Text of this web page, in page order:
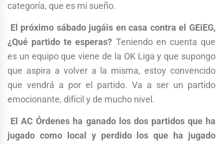
categoría, que es mi sueño.
El próximo sábado jugáis en casa contra el GEiEG,
¿Qué partido te esperas? Teniendo en cuenta que
es un equipo que viene de la OK Liga y que supongo
que aspira a volver a la misma, estoy convencido
que vendrá a por el partido. Va a ser un partido
emocionante, difícil y de mucho nivel.
El AC Órdenes ha ganado los dos partidos que ha
jugado como local y perdido los que ha jugado